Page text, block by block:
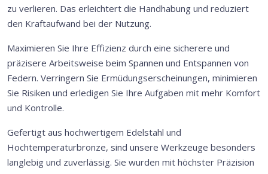
zu verlieren. Das erleichtert die Handhabung und reduziert
den Kraftaufwand bei der Nutzung.
Maximieren Sie Ihre Effizienz durch eine sicherere und
präzisere Arbeitsweise beim Spannen und Entspannen von
Federn. Verringern Sie Ermüdungserscheinungen, minimieren
Sie Risiken und erledigen Sie Ihre Aufgaben mit mehr Komfort
und Kontrolle.
Gefertigt aus hochwertigem Edelstahl und
Hochtemperaturbronze, sind unsere Werkzeuge besonders
langlebig und zuverlässig. Sie wurden mit höchster Präzision